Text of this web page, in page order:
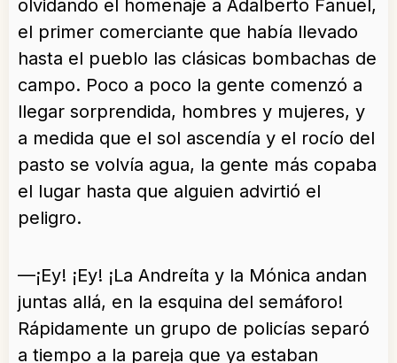
olvidando el homenaje a Adalberto Fanuel,
el primer comerciante que había llevado
hasta el pueblo las clásicas bombachas de
campo. Poco a poco la gente comenzó a
llegar sorprendida, hombres y mujeres, y
a medida que el sol ascendía y el rocío del
pasto se volvía agua, la gente más copaba
el lugar hasta que alguien advirtió el
peligro.
—¡Ey! ¡Ey! ¡La Andreíta y la Mónica andan
juntas allá, en la esquina del semáforo!
Rápidamente un grupo de policías separó
a tiempo a la pareja que ya estaban